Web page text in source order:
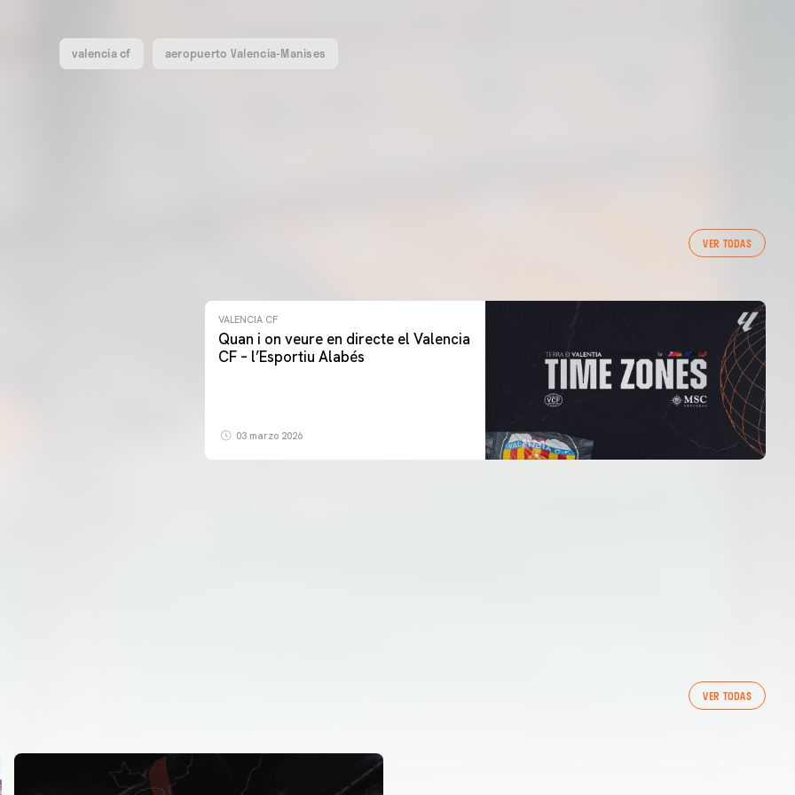
valencia cf aeropuerto Valencia-Manises
VER TODAS
VALENCIA CF
Quan i on veure en directe el Valencia
CF – l’Esportiu Alabés
03 marzo 2026
VER TODAS
ENTRENAMENT DEL VALENCIA CF 5/8/2026